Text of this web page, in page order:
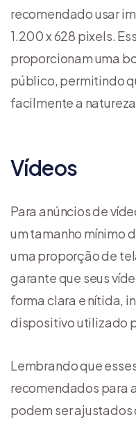
recomendado usar
1.200 x 628 pixels.
proporcionam uma
público, permitindo
facilmente a
Vídeos
Para anúncios de
um tamanho mínimo
uma proporção de
garante que seus
forma clara e nítida,
dispositivo utilizado
Lembrando que
recomendados para
podem ser ajustados